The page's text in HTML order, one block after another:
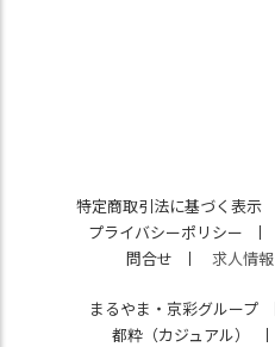
特定商取引法に基づく表示
プライバシーポリシー
問合せ
求人情報
まるやま・京彩グループ
都粋（カジュアル）